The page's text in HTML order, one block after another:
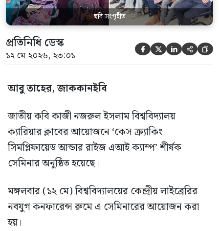
ছবি সংগৃহীত
প্রতিনিধি ডেস্ক
১২ মে ২০২৬, ২৩:০১     
আবু তাহের, জাককানইবি
জাতীয় কবি কাজী নজরুল ইসলাম বিশ্ববিদ্যালয়
ক্যারিয়ার ক্লাবের আয়োজনে ‘কেস ক্র্যাকিং
সিমপ্লিফায়েড আন্ডার রাইজ এআই ক্যাম্প’ শীর্ষক
সেমিনার অনুষ্ঠিত হয়েছে।
মঙ্গলবার (১২ মে) বিশ্ববিদ্যালয়ের কেন্দ্রীয় লাইব্রেরির
নবযুগ কনফারেন্স রুমে এ সেমিনারের আয়োজন করা
হয়।